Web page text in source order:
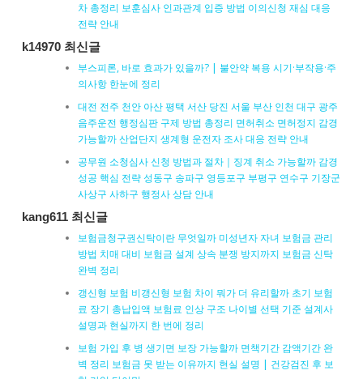
차 총정리 보훈심사 인과관계 입증 방법 이의신청 재심 대응
전략 안내
k14970 최신글
부스피론, 바로 효과가 있을까? | 불안약 복용 시기·부작용·주
의사항 한눈에 정리
대전 전주 천안 아산 평택 서산 당진 서울 부산 인천 대구 광주
음주운전 행정심판 구제 방법 총정리 면허취소 면허정지 감경
가능할까 산업단지 생계형 운전자 조사 대응 전략 안내
공무원 소청심사 신청 방법과 절차｜징계 취소 가능할까 감경
성공 핵심 전략 성동구 송파구 영등포구 부평구 연수구 기장군
사상구 사하구 행정사 상담 안내
kang611 최신글
보험금청구권신탁이란 무엇일까 미성년자 자녀 보험금 관리
방법 치매 대비 보험금 설계 상속 분쟁 방지까지 보험금 신탁
완벽 정리
갱신형 보험 비갱신형 보험 차이 뭐가 더 유리할까 초기 보험
료 장기 총납입액 보험료 인상 구조 나이별 선택 기준 설계사
설명과 현실까지 한 번에 정리
보험 가입 후 병 생기면 보장 가능할까 면책기간 감액기간 완
벽 정리 보험금 못 받는 이유까지 현실 설명 | 건강검진 후 보